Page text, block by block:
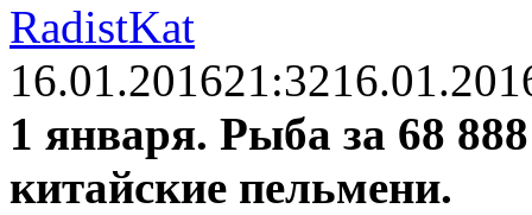
RadistKat
16.01.201621:32
1 января. Рыба за 68
китайские пельмени.